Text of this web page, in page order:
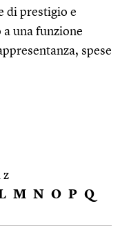
di prestigio e
a una funzione
spese
z
M N O P Q